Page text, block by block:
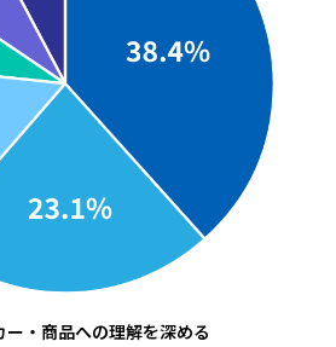
ー・商品への理解を深める